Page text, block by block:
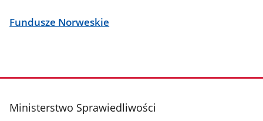
Fundusze Norweskie
stopka
Ministerstwo Sprawiedliwości